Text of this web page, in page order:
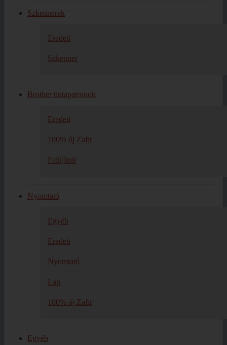
Szkennerek
Eredeti
Szkenner
Brother tintapatronok
Eredeti
100% új Zafir
Felújított
Nyomtató
Egyéb
Eredeti
Nyomtató
Lan
100% új Zafir
Egyéb